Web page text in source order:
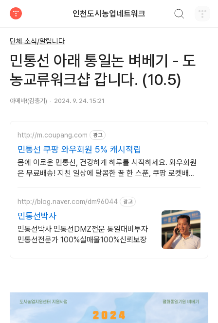
인천도시농업네트워크
단체 소식/알립니다
민통선 아래 통일논 벼베기 - 도
농교류워크샵 갑니다. (10.5)
아메바!(김충기) 2024. 9. 24. 15:21
http://m.coupang.com 광고
민통선 쿠팡 와우회원 5% 캐시적립
몸에 이로운 민통선, 건강하게 하루를 시작하세요. 와우회원
은 무료배송! 지친 일상에 달콤한 꿀 한 스푼, 쿠팡 로켓배송
http://blog.naver.com/dm96044 광고
민통선박사
민통선박사 민통선DMZ전문 통일대비투자
민통선전문가 100%실매물100%신뢰보장